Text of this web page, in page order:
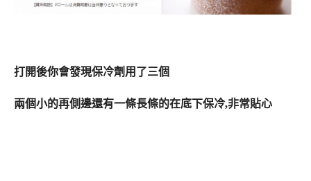
打開後你會發現保冷劑用了三個
兩個小的再側邊還有一條長條的在底下保冷,非常貼心